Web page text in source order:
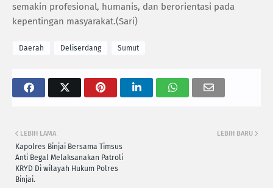
semakin profesional, humanis, dan berorientasi pada
kepentingan masyarakat.(Sari)
Daerah Deliserdang Sumut
LEBIH BARU
LEBIH LAMA
Kapolres Binjai Bersama Timsus
Anti Begal Melaksanakan Patroli
KRYD Di wilayah Hukum Polres
Binjai.‎